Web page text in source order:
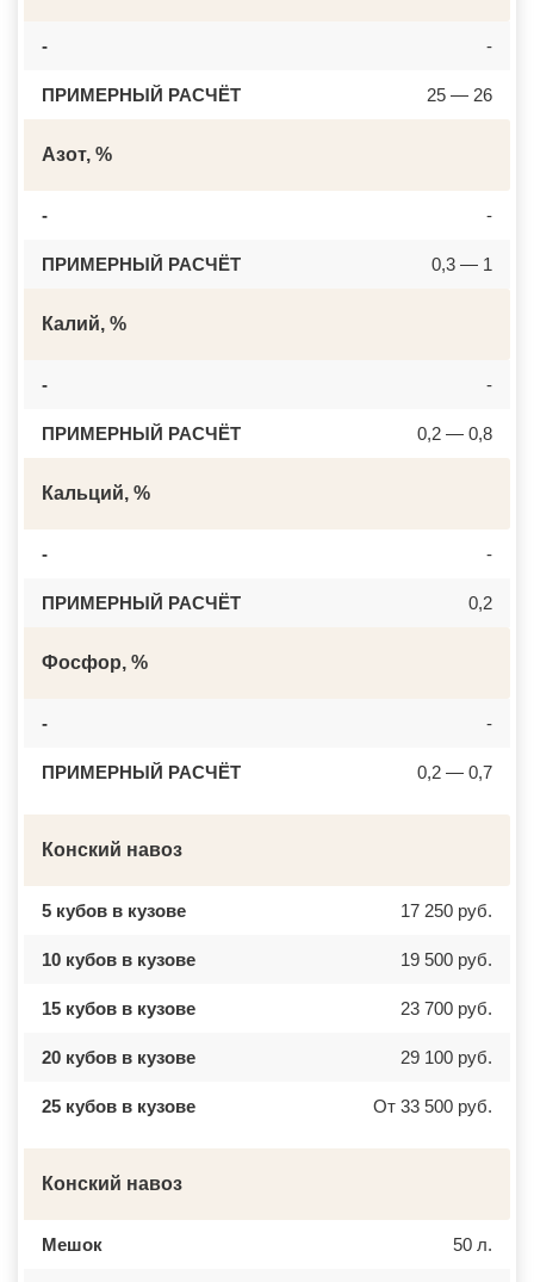
- -
ПРИМЕРНЫЙ РАСЧЁТ 25 — 26
Азот, %
- -
ПРИМЕРНЫЙ РАСЧЁТ 0,3 — 1
Калий, %
- -
ПРИМЕРНЫЙ РАСЧЁТ 0,2 — 0,8
Кальций, %
- -
ПРИМЕРНЫЙ РАСЧЁТ 0,2
Фосфор, %
- -
ПРИМЕРНЫЙ РАСЧЁТ 0,2 — 0,7
Конский навоз
5 кубов в кузове 17 250 руб.
10 кубов в кузове 19 500 руб.
15 кубов в кузове 23 700 руб.
20 кубов в кузове 29 100 руб.
25 кубов в кузове От 33 500 руб.
Конский навоз
Мешок 50 л.